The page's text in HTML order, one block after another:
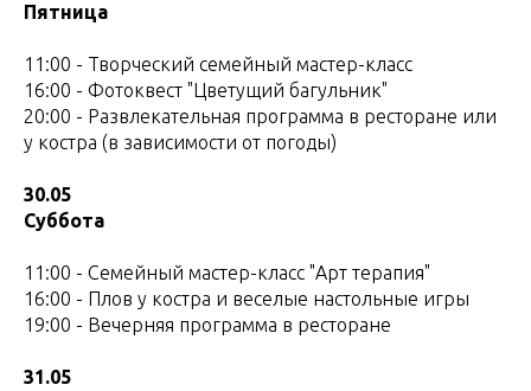
Пятница
11:00 - Творческий семейный мастер-класс
16:00 - Фотоквест "Цветущий багульник"
20:00 - Развлекательная программа в ресторане или
у костра (в зависимости от погоды)
30.05
Суббота
11:00 - Семейный мастер-класс "Арт терапия"
16:00 - Плов у костра и веселые настольные игры
19:00 - Вечерняя программа в ресторане
31.05